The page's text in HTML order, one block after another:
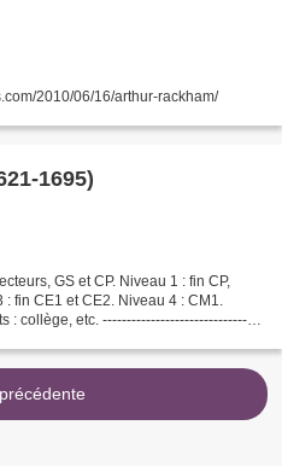
2010/06/16/arthur-rackham/
1695)
GS et CP. Niveau 1 : fin CP,
fin CE1 et CE2. Niveau 4 : CM1.
: collège, etc. ---------------------------------
...